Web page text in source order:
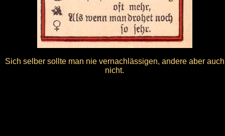
Sich selber sollte man nie vernachlässigen, andere aber auch
nicht.